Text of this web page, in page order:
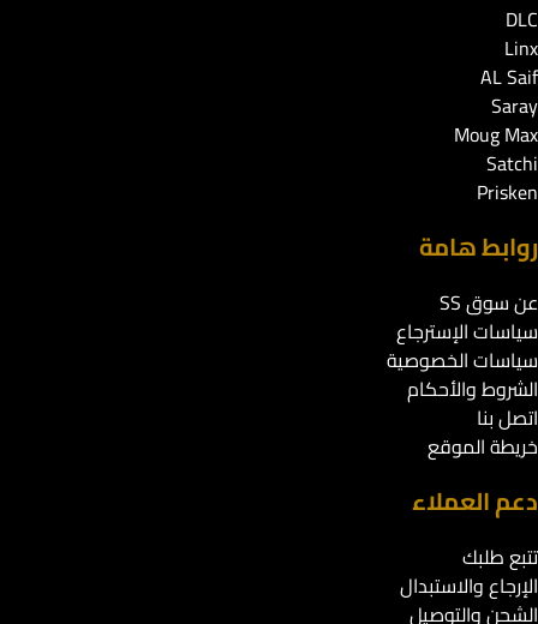
DLC
Linx
AL Saif
Saray
Moug Max
Satchi
Prisken
روابط هامة
عن سوق SS
سياسات الإسترجاع
سياسات الخصوصية
الشروط والأحكام
اتصل بنا
خريطة الموقع
دعم العملاء
تتبع طلبك
الإرجاع والاستبدال
الشحن والتوصيل